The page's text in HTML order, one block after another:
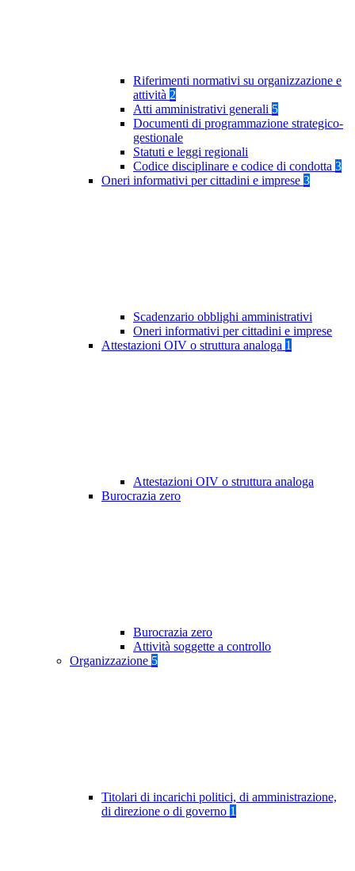
Riferimenti normativi su organizzazione e
attività 2
Atti amministrativi generali 5
Documenti di programmazione strategico-
gestionale
Statuti e leggi regionali
Codice disciplinare e codice di condotta 3
Oneri informativi per cittadini e imprese 3
Scadenzario obblighi amministrativi
Oneri informativi per cittadini e imprese
Attestazioni OIV o struttura analoga 1
Attestazioni OIV o struttura analoga
Burocrazia zero
Burocrazia zero
Attività soggette a controllo
Organizzazione 5
Titolari di incarichi politici, di amministrazione,
di direzione o di governo 1